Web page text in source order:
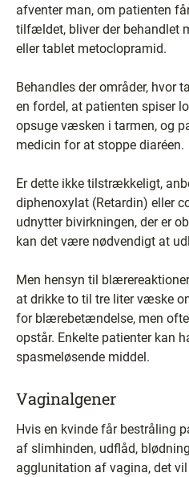
afventer man, om patienten
tilfældet, bliver der behandlet
eller tablet metoclopramid.
Behandles der områder, hvor
en fordel, at patienten spiser
opsuge væsken i tarmen, og
medicin for at stoppe diaréen.
Er dette ikke tilstrækkeligt,
diphenoxylat (Retardin) eller
udnytter bivirkningen, der er
kan det være nødvendigt at
Men hensyn til
at drikke to til tre liter væske
for blærebetændelse, men
opstår. Enkelte patienter kan
spasmeløsende middel.
Vaginalgener
Hvis en kvinde får bestråling
af slimhinden, udflåd,
agglunitation af vagina, det